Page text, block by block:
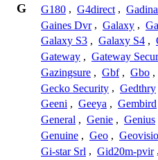
G G180 , G4direct ,
Gaines Dvr , Galaxy ,
Galaxy S3 , Galaxy S4 ,
Gateway , Gateway
Gazingsure , Gbf , Gbo ,
Gecko Security , Gedthry
Geeni , Geeya , Gembird
General , Genie , Genius
Genuine , Geo ,
Gi-star Srl , Gid20m-pvir ,